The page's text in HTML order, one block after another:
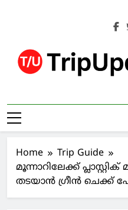
Trip
Home
Trip Guide
മൂന്നാറിലേക്ക്
തടയാന്‍ ഗ്രീന്‍ ചെക്ക്